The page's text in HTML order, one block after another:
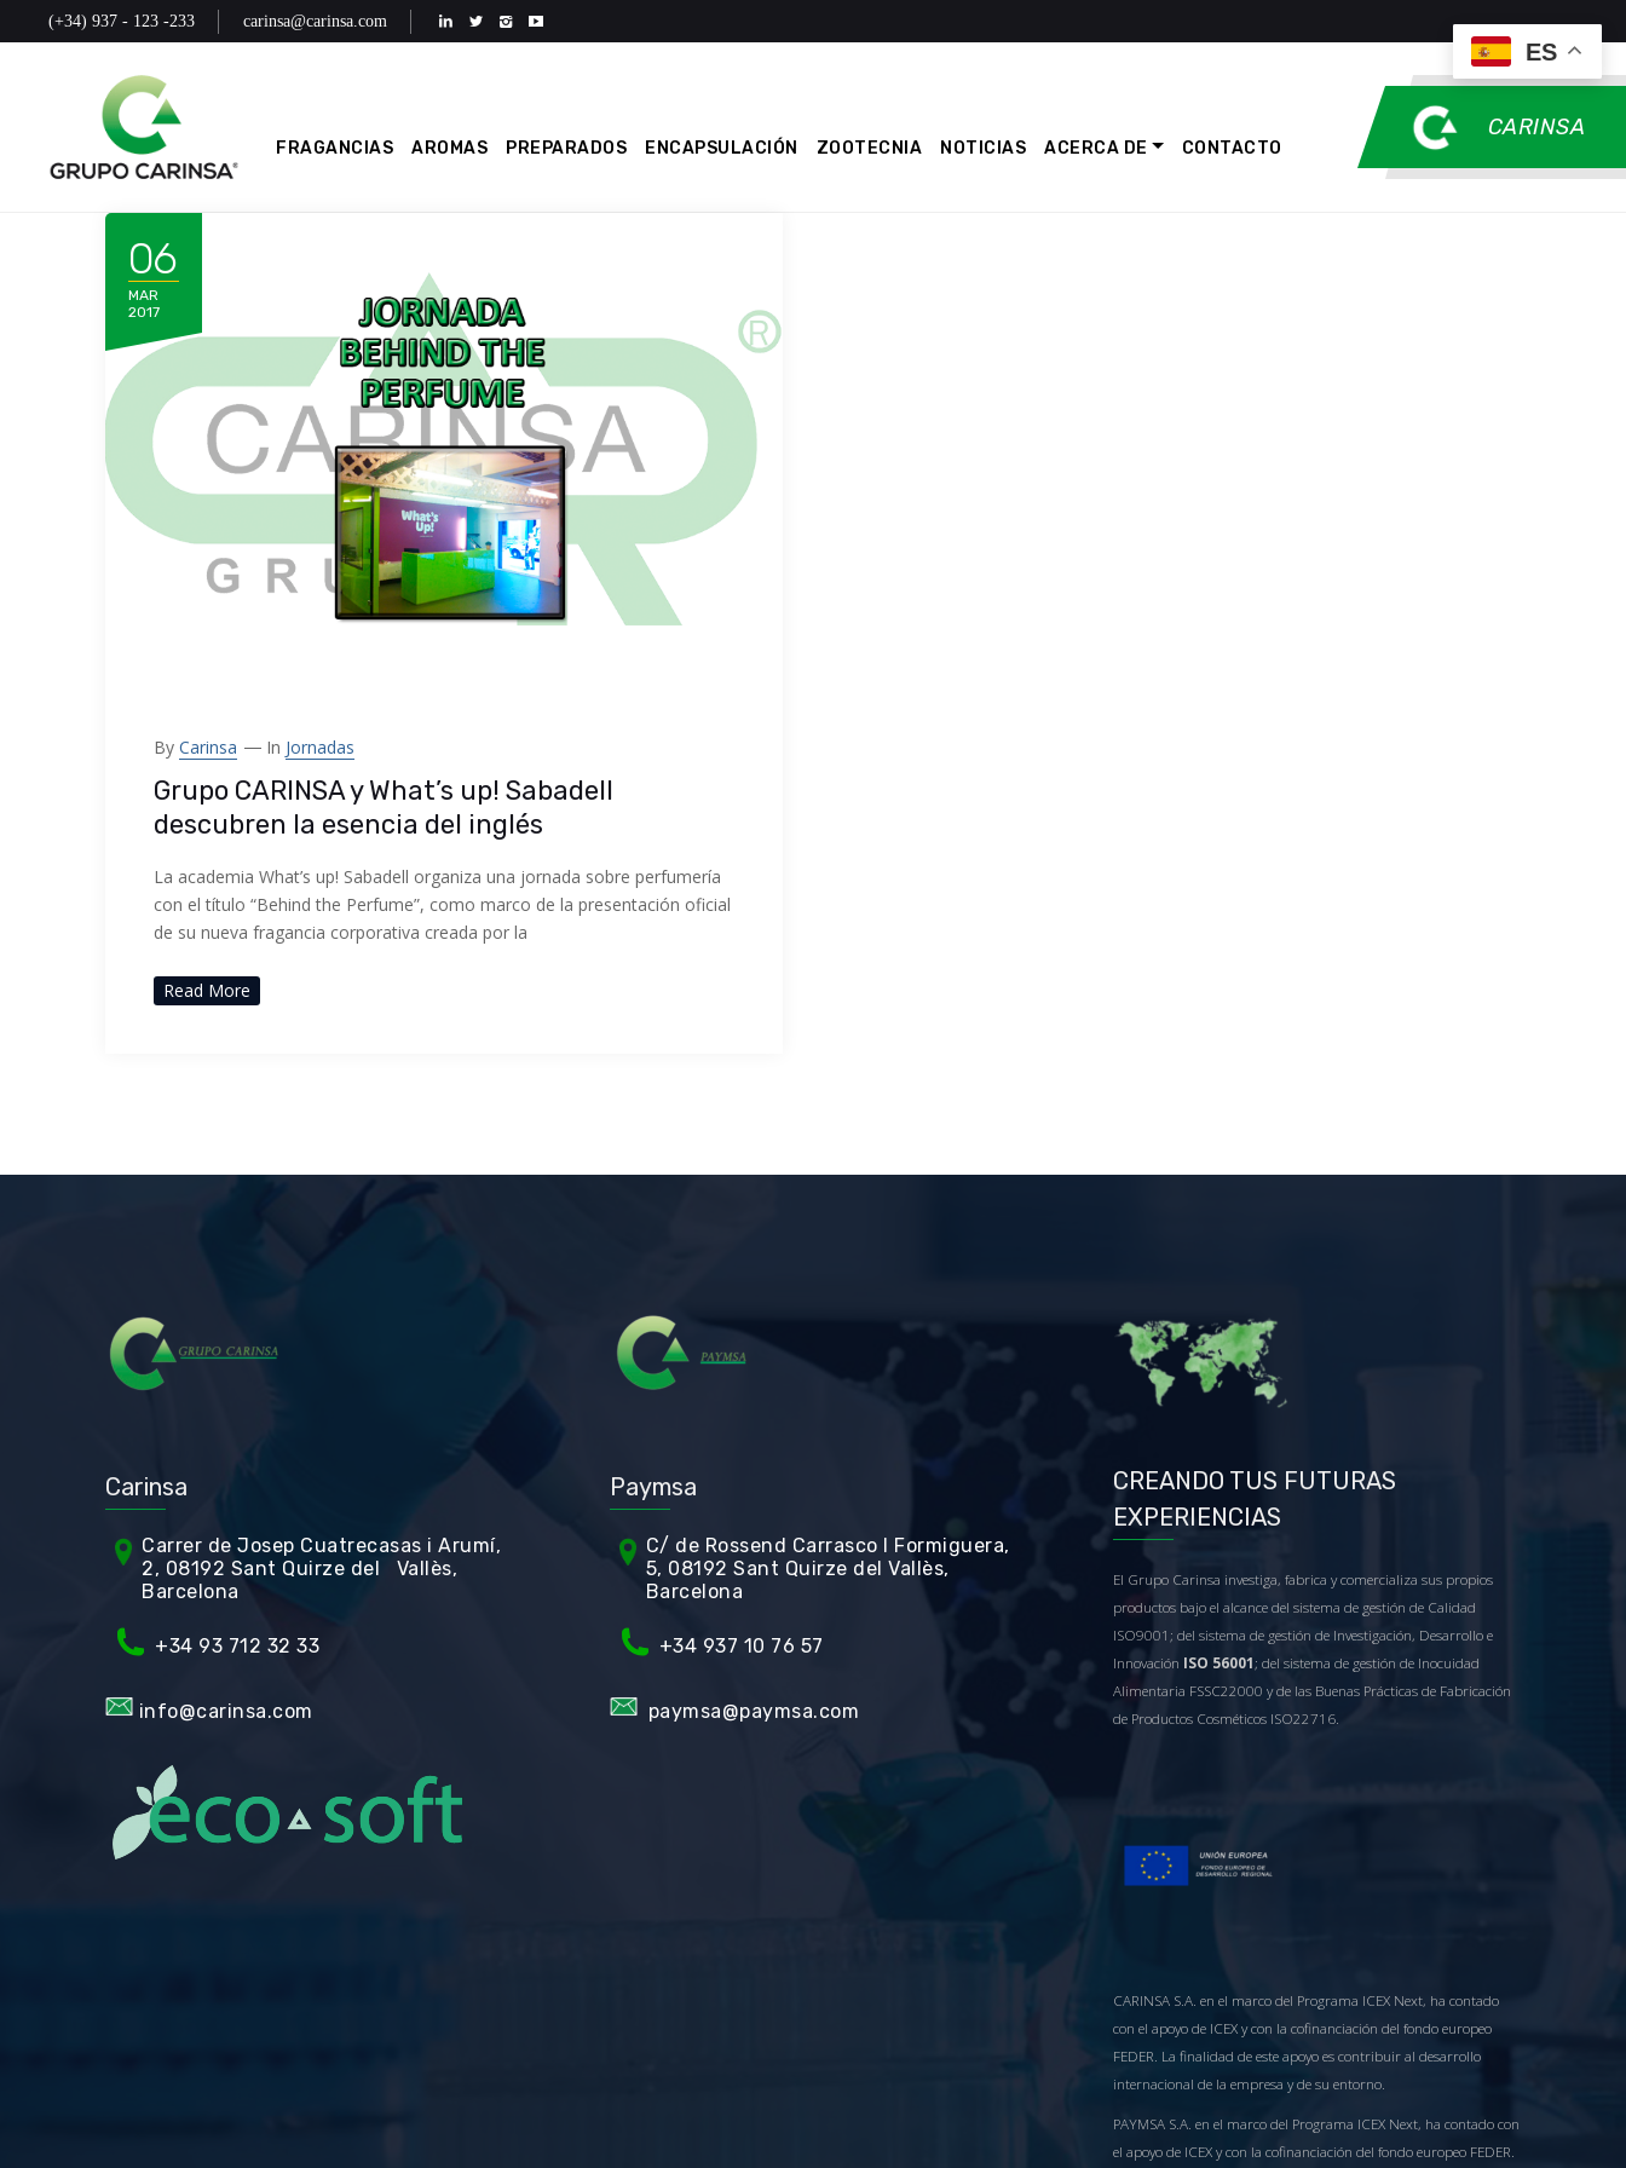
(+34) 937 - 123 -233 carinsa@carinsa.com
FRAGANCIAS AROMAS PREPARADOS ENCAPSULACIÓN ZOOTECNIA NOTICIAS ACERCA DE CONTACTO
CARINSA
06
MAR
2017
By Carinsa In Jornadas
Grupo CARINSA y What’s up! Sabadell
descubren la esencia del inglés
La academia What’s up! Sabadell organiza una jornada sobre perfumería
con el título “Behind the Perfume”, como marco de la presentación oficial
de su nueva fragancia corporativa creada por la
Read More
Carinsa
Carrer de Josep Cuatrecasas i Arumí,
2, 08192 Sant Quirze del Vallès,
Barcelona
+34 93 712 32 33
info@carinsa.com
Paymsa
C/ de Rossend Carrasco I Formiguera,
5, 08192 Sant Quirze del Vallès,
Barcelona
+34 937 10 76 57
paymsa@paymsa.com
CREANDO TUS FUTURAS
EXPERIENCIAS
El Grupo Carinsa investiga, fabrica y comercializa sus propios
productos bajo el alcance del sistema de gestión de Calidad
ISO9001; del sistema de gestión de Investigación, Desarrollo e
Innovación ISO 56001 ; del sistema de gestión de Inocuidad
Alimentaria FSSC22000 y de las Buenas Prácticas de Fabricación
de Productos Cosméticos ISO22716.
CARINSA S.A. en el marco del Programa ICEX Next, ha contado
con el apoyo de ICEX y con la cofinanciación del fondo europeo
FEDER. La finalidad de este apoyo es contribuir al desarrollo
internacional de la empresa y de su entorno.
PAYMSA S.A. en el marco del Programa ICEX Next, ha contado con
el apoyo de ICEX y con la cofinanciación del fondo europeo FEDER.
ES